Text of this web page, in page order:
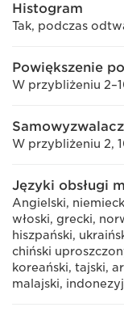
Histogram
Tak, podczas
Powiększenie
W przybliżeniu
Samowyzwalacz
W przybliżeniu 2,
Języki obsługi
Angielski,
włoski, grecki,
hiszpański,
chiński
koreański, tajski,
malajski,